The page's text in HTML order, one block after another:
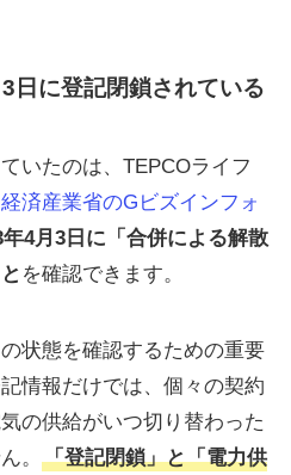
日に登記閉鎖されている
いたのは、TEPCOライフ
経済産業省のGビズインフォ
年4月3日に「合併による解散
を確認できます。
状態を確認するための重要
情報だけでは、個々の契約
の供給がいつ切り替わった
。
「登記閉鎖」と「電力供